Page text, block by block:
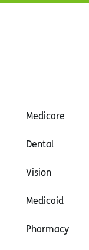
Medicare
Dental
Vision
Medicaid
Pharmacy